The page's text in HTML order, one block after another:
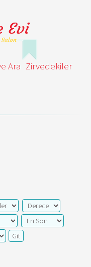
Ara Zirvedekiler